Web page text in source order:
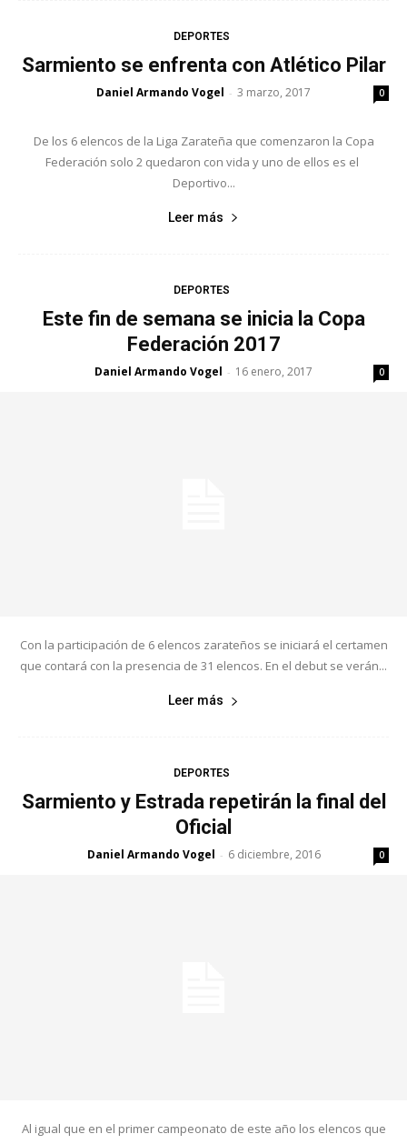
DEPORTES
Sarmiento se enfrenta con Atlético Pilar
Daniel Armando Vogel - 3 marzo, 2017 0
De los 6 elencos de la Liga Zarateña que comenzaron la Copa
Federación solo 2 quedaron con vida y uno de ellos es el
Deportivo...
Leer más
DEPORTES
Este fin de semana se inicia la Copa
Federación 2017
Daniel Armando Vogel - 16 enero, 2017 0
Con la participación de 6 elencos zarateños se iniciará el certamen
que contará con la presencia de 31 elencos. En el debut se verán...
Leer más
DEPORTES
Sarmiento y Estrada repetirán la final del
Oficial
Daniel Armando Vogel - 6 diciembre, 2016 0
Al igual que en el primer campeonato de este año los elencos que